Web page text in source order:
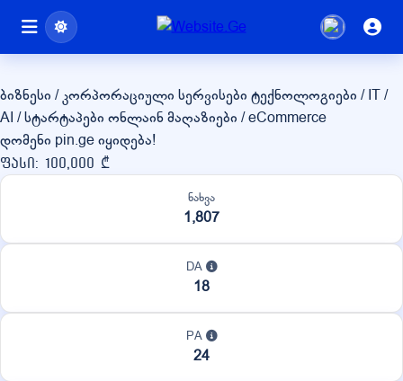
pin.ge
ბიზნესი / კორპორაციული სერვისები ტექნოლოგიები / IT /
AI / სტარტაპები ონლაინ მაღაზიები / eCommerce
დომენი pin.ge იყიდება!
ფასი: 100,000 ₾
ნახვა
1,807
DA
18
PA
24